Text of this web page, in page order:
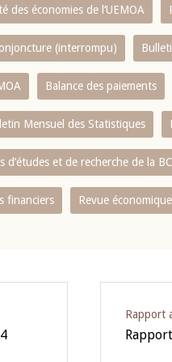
des économies de l‘UEMOA
(interrompu)
Balance des paiements
Mensuel des Statistiques
d’études et de recherche de la
financiers Revue
Rapport